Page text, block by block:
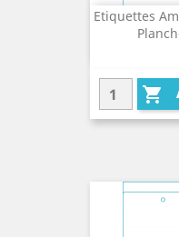
Etiquettes
